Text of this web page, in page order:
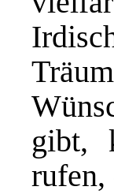
gibt,
rufen,